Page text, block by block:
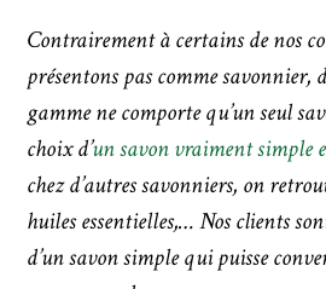
Contrairement à certains de nos
présentons pas comme savonnier,
gamme ne comporte qu’un seul
choix d’un savon vraiment simple
chez d’autres savonniers, on
huiles essentielles,… Nos clients
d’un savon simple qui puisse